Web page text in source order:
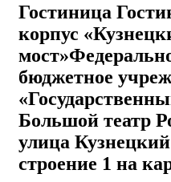
Гостиница
корпус
бюджетное
Большой театр
улица
строение 1 на